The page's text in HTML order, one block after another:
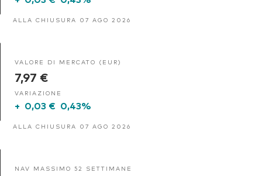
ALLA CHIUSURA 07 AGO 2026
VALORE DI MERCATO (EUR)
7,97 €
VARIAZIONE
+ 0,03 € 0,43%
ALLA CHIUSURA 07 AGO 2026
NAV MASSIMO 52 SETTIMANE